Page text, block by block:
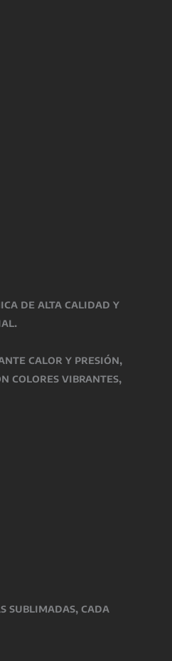
de alta calidad y
calor y presión,
colores vibrantes,
sublimadas, cada